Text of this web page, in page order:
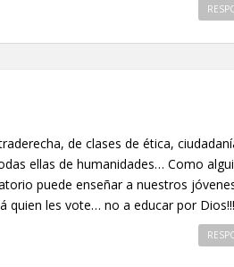
de clases de ética,
ellas de humanidades… Como
puede enseñar a nuestros
quien les vote… no a educar por